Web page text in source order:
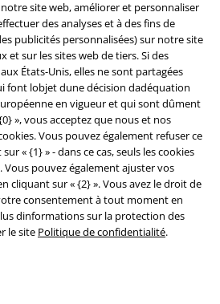
site web, améliorer et personnaliser
des analyses et à des fins de
publicités personnalisées) sur notre site
et sur les sites web de tiers. Si des
États-Unis, elles ne sont partagées
font lobjet dune décision dadéquation
en vigueur et qui sont dûment
», vous acceptez que nous et nos
Vous pouvez également refuser ce
« {1} » - dans ce cas, seuls les cookies
Vous pouvez également ajuster vos
cliquant sur « {2} ». Vous avez le droit de
consentement à tout moment en
dinformations sur la protection des
le site Politique de confidentialité.
protection de l'environnement